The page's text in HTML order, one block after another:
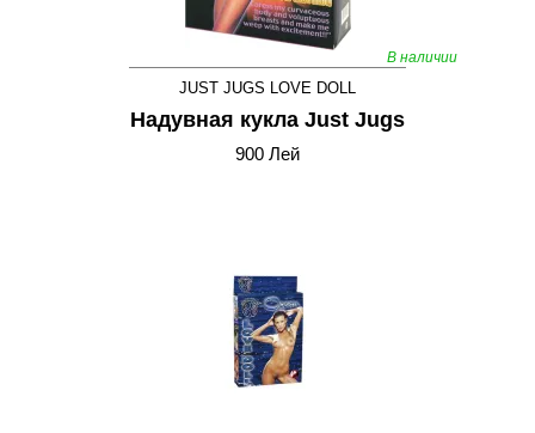
В наличии
JUST JUGS LOVE DOLL
Надувная кукла Just Jugs
900 Лей